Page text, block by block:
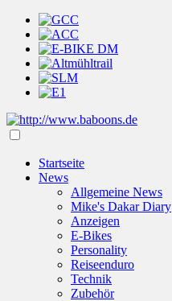
Startseite
News
Allgemeine News
Mike's Dakar Diary
Anzeigen
E-Bikes
Personality
Reiseenduro
Technik
Zubehör